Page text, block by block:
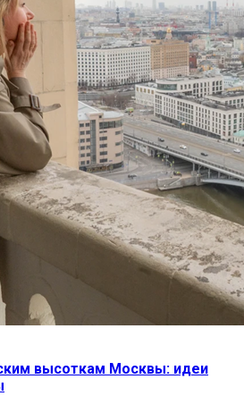
высоткам Москвы: идеи